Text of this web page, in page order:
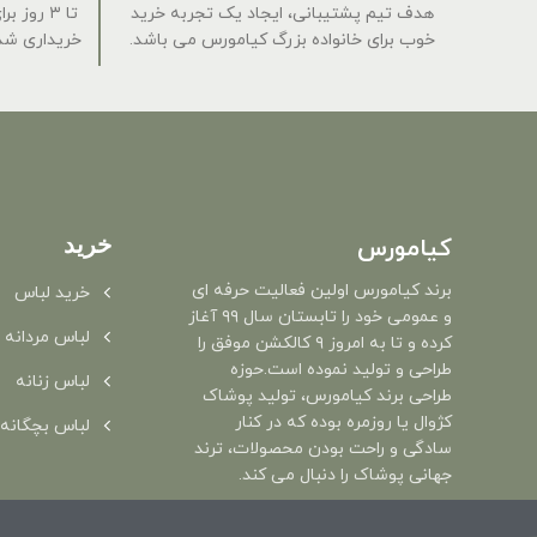
هدف تیم پشتیبانی، ایجاد یک تجربه خرید
خوب برای خانواده بزرگ کیامورس می باشد.
تا ۳
خریداری
کیامورس
برند کیامورس اولین فعالیت حرفه ای
و عمومی خود را تابستان سال ۹۹ آغاز
کرده و تا به امروز ۹ کالکشن موفق را
طراحی و تولید نموده است.حوزه
طراحی برند کیامورس، تولید پوشاک
کژوال یا روزمره بوده که در کنار
سادگی و راحت بودن محصولات، ترند
جهانی پوشاک را دنبال می کند.
خرید
خرید لباس
لباس مردانه
لباس زنانه
لباس بچگانه